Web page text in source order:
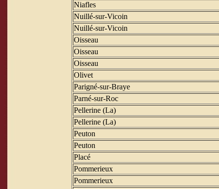
Niafles
Nuillé-sur-Vicoin
Nuillé-sur-Vicoin
Oisseau
Oisseau
Oisseau
Olivet
Parigné-sur-Braye
Parné-sur-Roc
Pellerine (La)
Pellerine (La)
Peuton
Peuton
Placé
Pommerieux
Pommerieux